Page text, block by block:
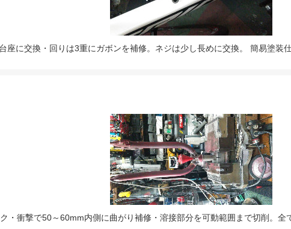
に交換・回りは3重にガボンを補修。ネジは少し長めに交換。 簡易塗装
・衝撃で50～60mm内側に曲がり補修・溶接部分を可動範囲まで切削。